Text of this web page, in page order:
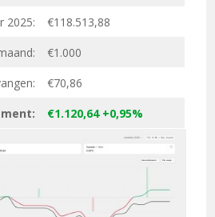
2025:
€118.513,88
€1.000
€70,86
€1.120,64 +0,95%